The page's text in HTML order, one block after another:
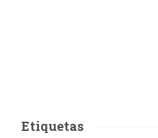
Etiquetas